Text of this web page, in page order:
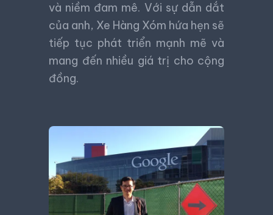
và niềm đam mê. Với sự dẫn dắt
của anh, Xe Hàng Xóm hứa hẹn sẽ
tiếp tục phát triển mạnh mẽ và
mang đến nhiều giá trị cho cộng
đồng.